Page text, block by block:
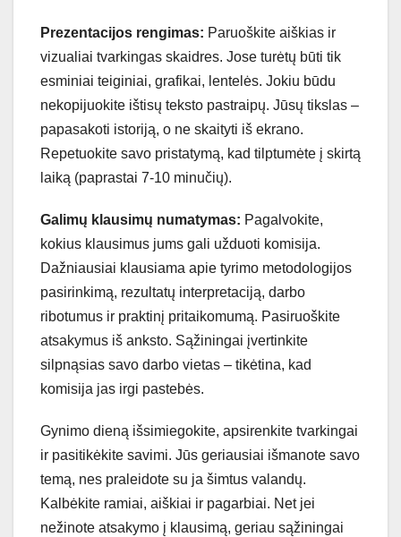
Prezentacijos rengimas: Paruoškite aiškias ir
vizualiai tvarkingas skaidres. Jose turėtų būti tik
esminiai teiginiai, grafikai, lentelės. Jokiu būdu
nekopijuokite ištisų teksto pastraipų. Jūsų tikslas –
papasakoti istoriją, o ne skaityti iš ekrano.
Repetuokite savo pristatymą, kad tilptumėte į skirtą
laiką (paprastai 7-10 minučių).
Galimų klausimų numatymas: Pagalvokite,
kokius klausimus jums gali užduoti komisija.
Dažniausiai klausiama apie tyrimo metodologijos
pasirinkimą, rezultatų interpretaciją, darbo
ribotumus ir praktinį pritaikomumą. Pasiruoškite
atsakymus iš anksto. Sąžiningai įvertinkite
silpnąsias savo darbo vietas – tikėtina, kad
komisija jas irgi pastebės.
Gynimo dieną išsimiegokite, apsirenkite tvarkingai
ir pasitikėkite savimi. Jūs geriausiai išmanote savo
temą, nes praleidote su ja šimtus valandų.
Kalbėkite ramiai, aiškiai ir pagarbiai. Net jei
nežinote atsakymo į klausimą, geriau sąžiningai